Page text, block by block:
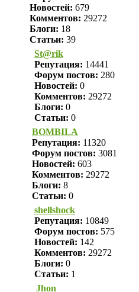
Новостей: 679
Комментов: 29272
Блоги: 18
Статьи: 39
St@rik
Репутация: 14441
Форум постов: 280
Новостей: 0
Комментов: 29272
Блоги: 0
Статьи: 0
BOMBILA
Репутация: 11320
Форум постов: 3081
Новостей: 603
Комментов: 29272
Блоги: 8
Статьи: 0
shellshock
Репутация: 10849
Форум постов: 575
Новостей: 142
Комментов: 29272
Блоги: 0
Статьи: 1
Jhon